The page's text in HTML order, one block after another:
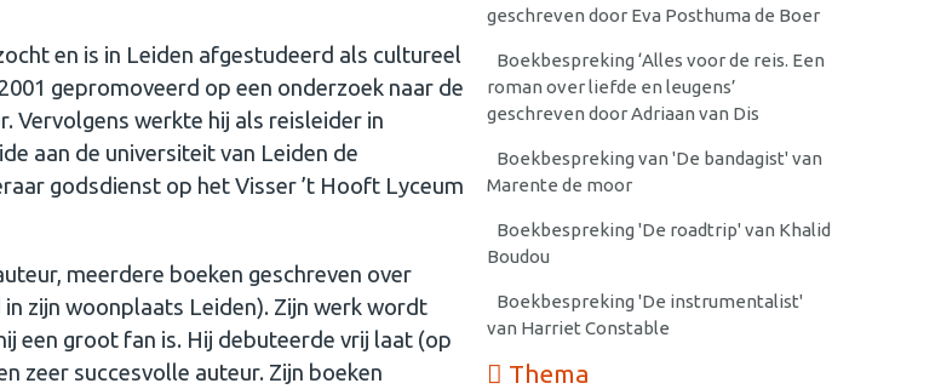
en is in Leiden afgestudeerd als cultureel
gepromoveerd op een onderzoek naar de
Vervolgens werkte hij als reisleider in
aan de universiteit van Leiden de
godsdienst op het Visser ’t Hooft Lyceum
meerdere boeken geschreven over
zijn woonplaats Leiden). Zijn werk wordt
een groot fan is. Hij debuteerde vrij laat (op
zeer succesvolle auteur. Zijn boeken
geschreven door Eva Posthuma de Boer
Boekbespreking ‘Alles voor de reis. Een
roman over liefde en leugens’
geschreven door Adriaan van Dis
Boekbespreking van 'De bandagist' van
Marente de moor
Boekbespreking 'De roadtrip' van Khalid
Boudou
Boekbespreking 'De instrumentalist'
van Harriet Constable
Thema